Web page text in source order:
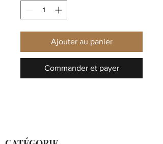
Ajouter au panier
Commander et payer